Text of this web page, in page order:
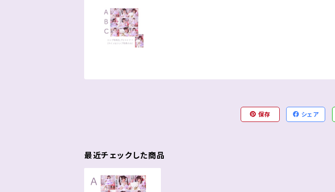
保存 シェア
最近チェックした商品